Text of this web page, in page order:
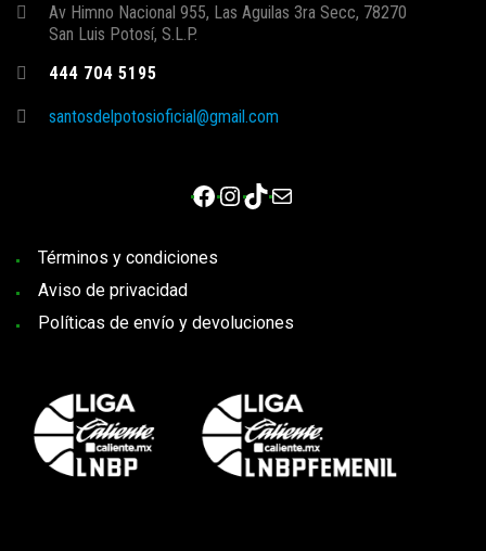
Av Himno Nacional 955, Las Aguilas 3ra Secc, 78270
San Luis Potosí, S.L.P.
444 704 5195
santosdelpotosioficial@gmail.com
Facebook
Instagram
TikTok
Correo electrónico
Términos y condiciones
Aviso de privacidad
Políticas de envío y devoluciones